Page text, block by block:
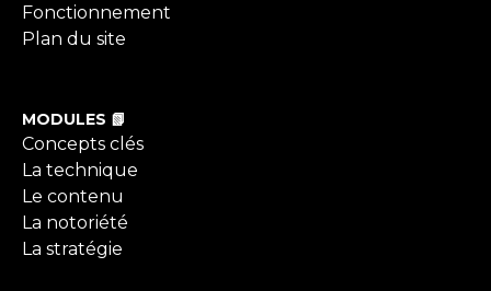
Fonctionnement
Plan du site
MODULES 📗
Concepts clés
La technique
Le contenu
La notoriété
La stratégie